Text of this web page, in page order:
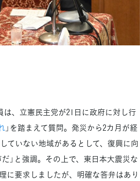
、立憲民主党が21日に政府に対し行
」を踏まえて質問。発災から2カ月が経
ていない地域があるとして、復興に向
」と強調。その上で、東日本大震災な
に要求しましたが、明確な答弁はあり